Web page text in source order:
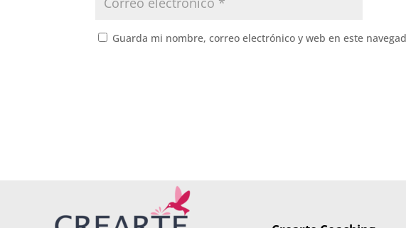
Guarda mi nombre, correo electrónico y web en este